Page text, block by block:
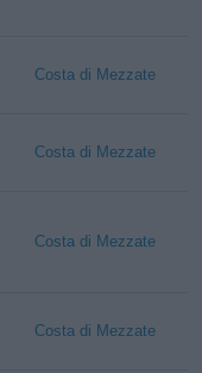
Costa di Mezzate
Costa di Mezzate
Costa di Mezzate
Costa di Mezzate